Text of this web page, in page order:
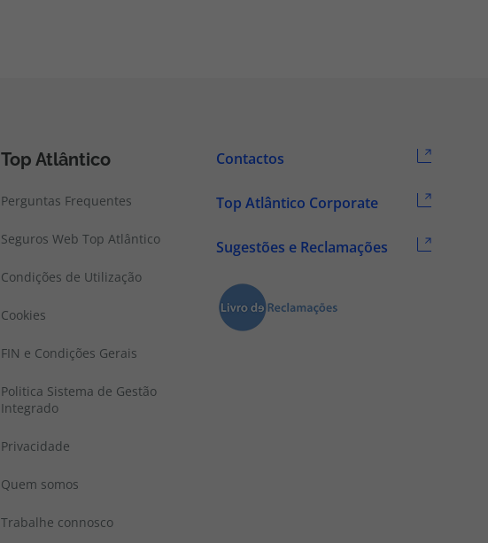
Top Atlântico
Perguntas Frequentes
Seguros Web Top Atlântico
Condições de Utilização
Cookies
FIN e Condições Gerais
Politica Sistema de Gestão
Integrado
Privacidade
Quem somos
Trabalhe connosco
Contactos
Top Atlântico Corporate
Sugestões e Reclamações